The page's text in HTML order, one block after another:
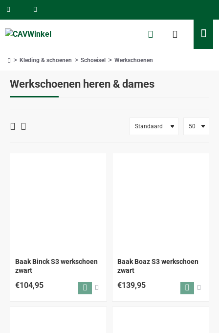
Werkschoenen heren & dames
Kleding & schoenen Schoeisel Werkschoenen
Baak Binck S3 werkschoen
zwart
€104,95
Baak Boaz S3 werkschoen
zwart
€139,95